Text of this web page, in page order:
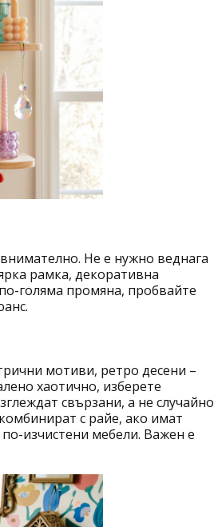
Не е нужно веднага
рамка, декоративна
голяма промяна, пробвайте
мотиви, ретро десени –
хаотично, изберете
свързани, а не случайно
с райе, ако имат
изчистени мебели. Важен е